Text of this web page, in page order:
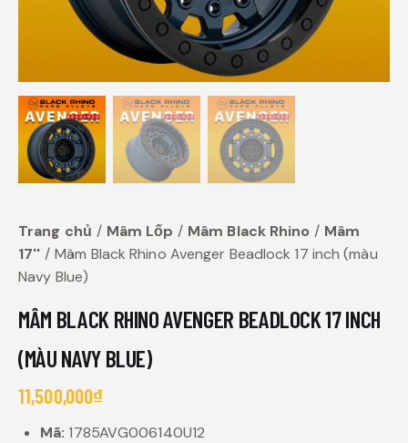
Trang chủ Mâm Lốp Mâm Black Rhino
Mâm
17''
Mâm Black Rhino Avenger Beadlock 17 inch (màu
Navy Blue)
MÂM BLACK RHINO AVENGER BEADLOCK 17 INCH
(MÀU NAVY BLUE)
11,500,000₫
Mã: 1785AVG006140U12